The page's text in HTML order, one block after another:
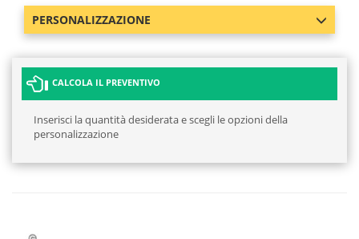
PERSONALIZZAZIONE
CALCOLA IL PREVENTIVO
Inserisci la quantità desiderata e scegli le opzioni della
personalizzazione